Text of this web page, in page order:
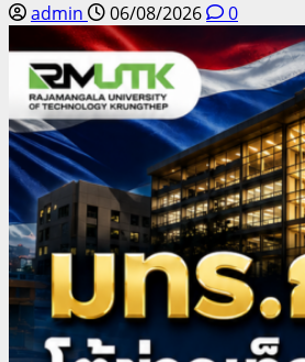
admin 06/08/2026 0